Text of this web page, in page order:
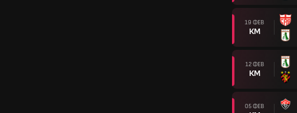
19 ФЕВ
КМ
12 ФЕВ
КМ
05 ФЕВ